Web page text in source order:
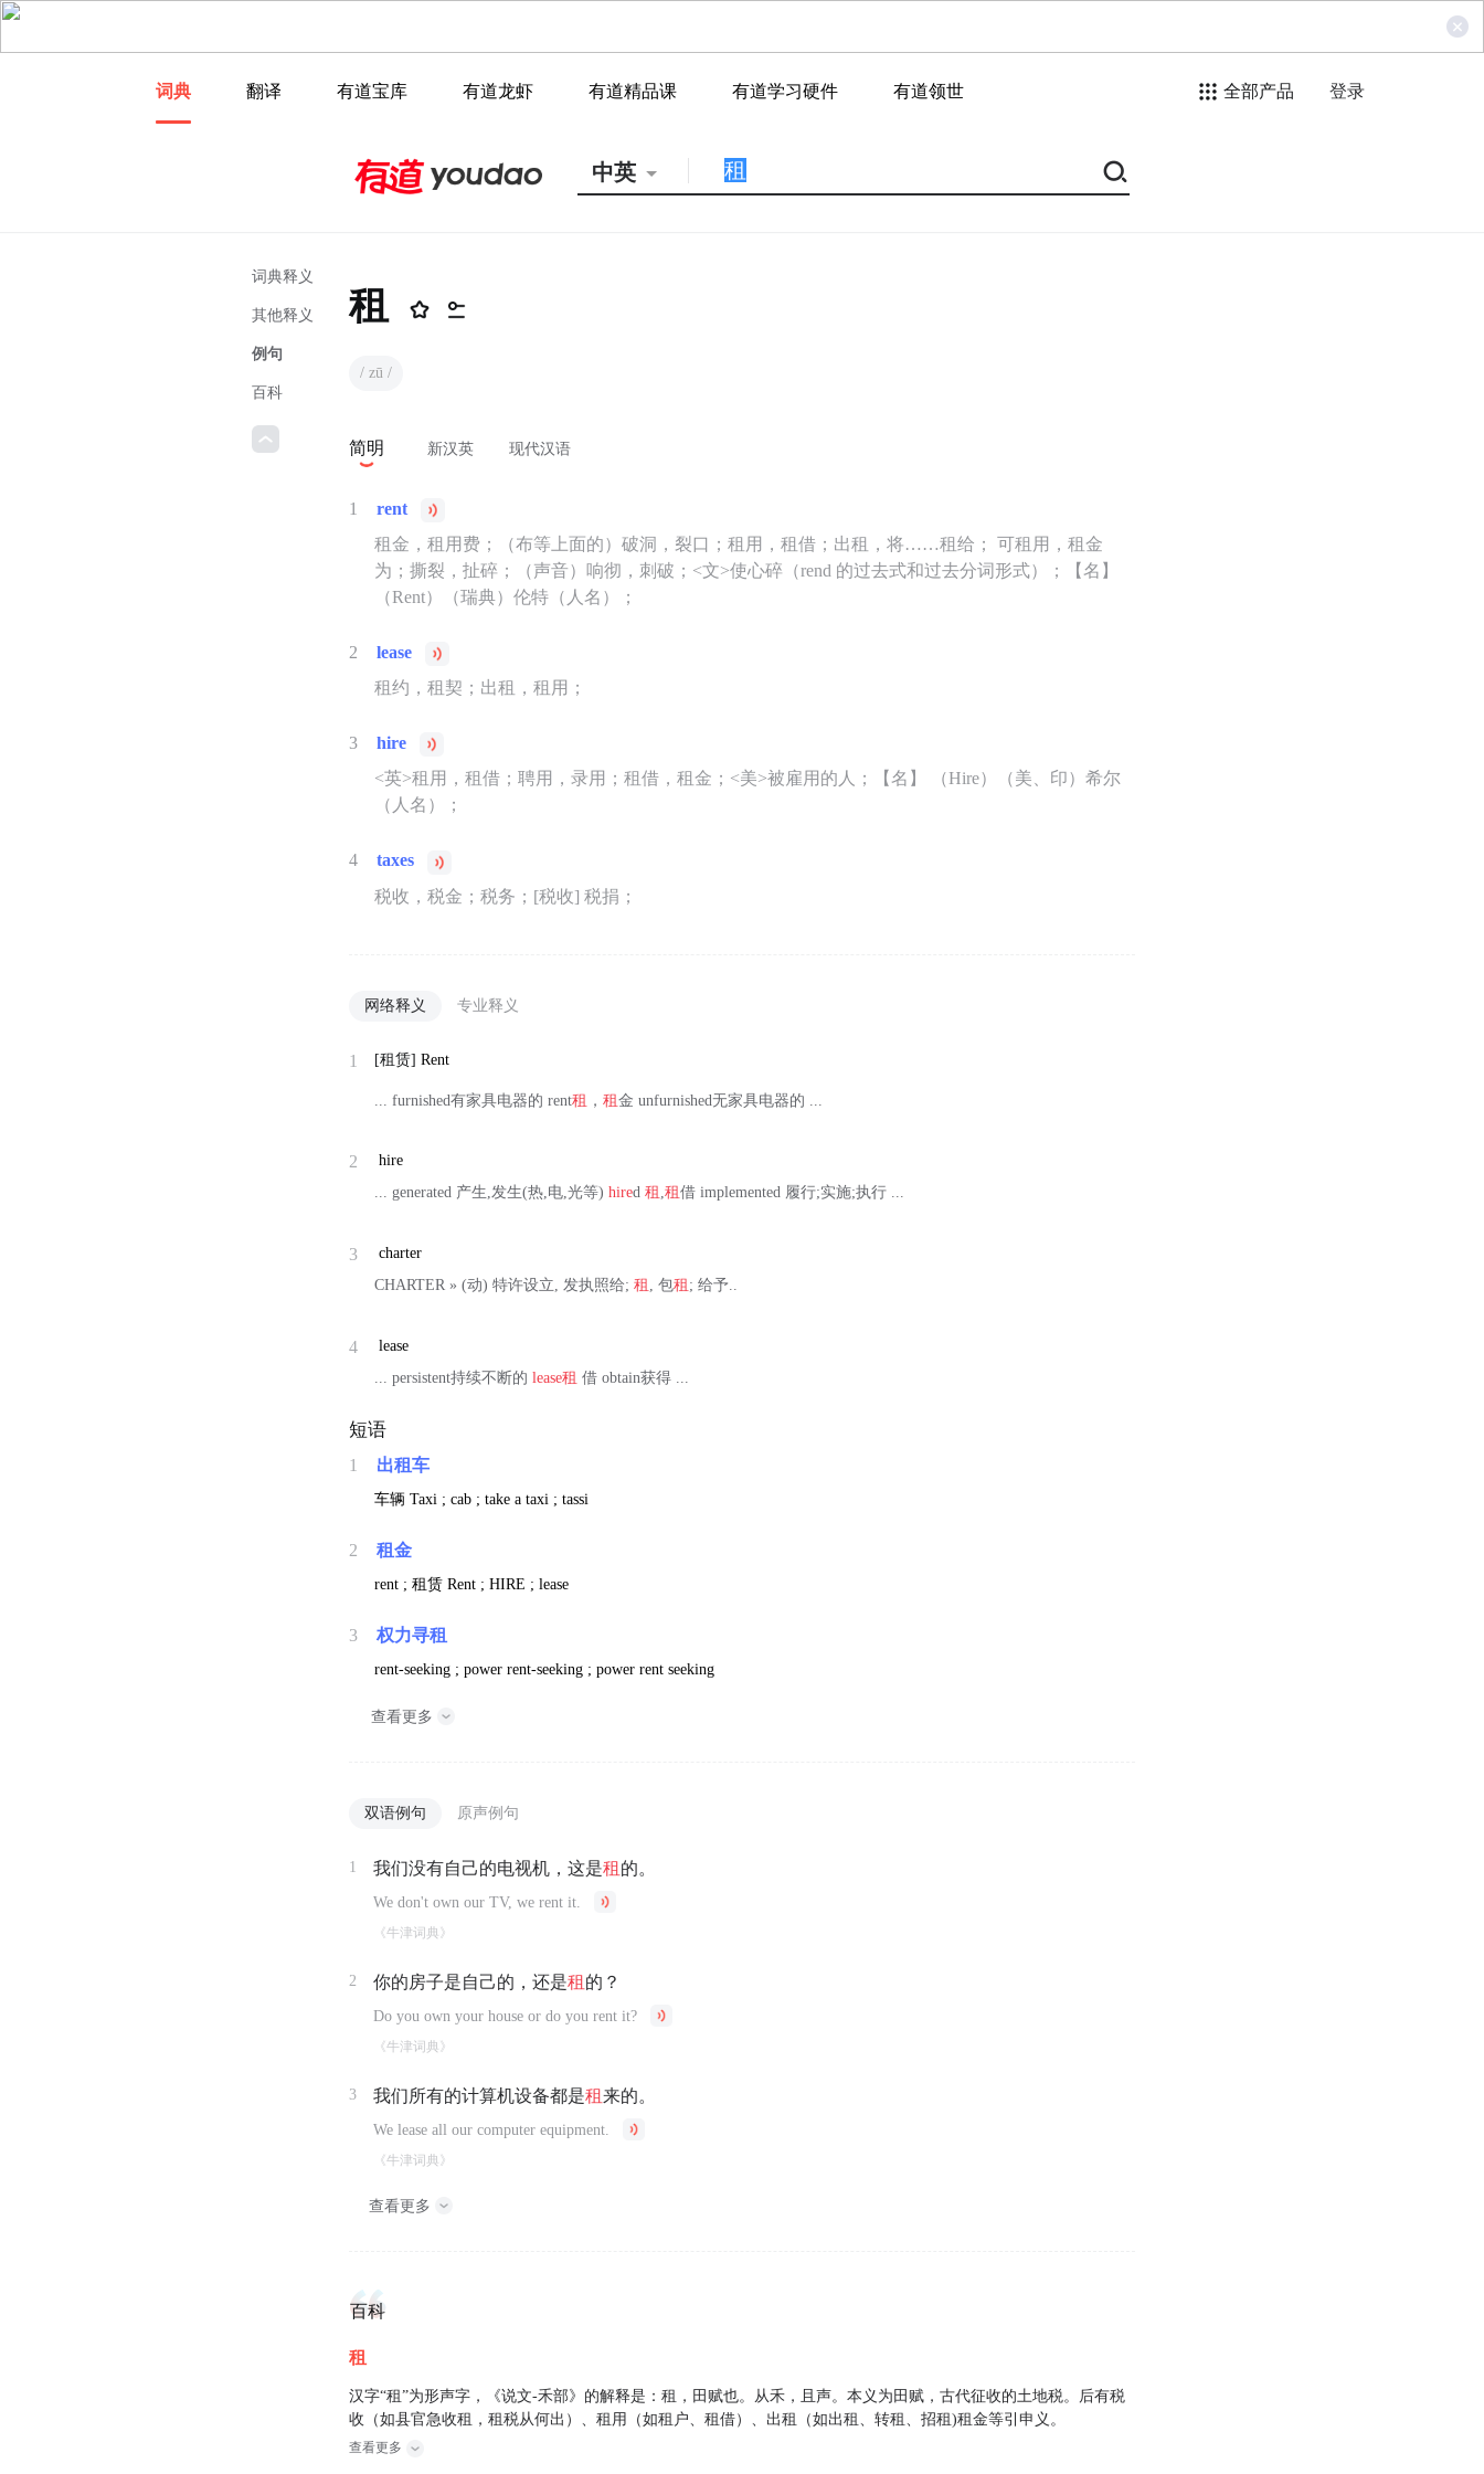
词典 翻译 有道宝库 有道龙虾 有道精品课 有道学习硬件 有道领世 全部产品 登录
中英
词典释义
其他释义
例句
百科
租
/ zū /
简明 新汉英 现代汉语
1
rent
租金，租用费；（布等上面的）破洞，裂口；租用，租借；出租，将……租给； 可租用，租金
为；撕裂，扯碎；（声音）响彻，刺破；<文>使心碎（rend 的过去式和过去分词形式）；【名】
（Rent）（瑞典）伦特（人名）；
2
lease
租约，租契；出租，租用；
3
hire
<英>租用，租借；聘用，录用；租借，租金；<美>被雇用的人；【名】 （Hire）（美、印）希尔
（人名）；
4
taxes
税收，税金；税务；[税收] 税捐；
网络释义 专业释义
1 [租赁] Rent
... furnished有家具电器的 rent租 ，租金 unfurnished无家具电器的 ...
2
hire
... generated 产生,发生(热,电,光等)hired租 ,租借 implemented 履行;实施;执行 ...
3
charter
CHARTER » (动) 特许设立, 发执照给;租 , 包租 ; 给予..
4
lease
... persistent持续不断的lease租 借 obtain获得 ...
短语
1 出租车
车辆Taxi ; cab ; take a taxi ; tassi
2 租金
rent ;租赁Rent ; HIRE ; lease
3 权力寻租
rent-seeking ; power rent-seeking ; power rent seeking
查看更多
双语例句 原声例句
1 我们没有自己的电视机，这是租 的。
We don't own our TV, we rent it.
《牛津词典》
2 你的房子是自己的，还是租 的？
Do you own your house or do you rent it?
《牛津词典》
3 我们所有的计算机设备都是租来的。
We lease all our computer equipment.
《牛津词典》
查看更多
百科
租
汉字“租”为形声字，《说文-禾部》的解释是：租，田赋也。从禾，且声。本义为田赋，古代征收的土地税。后有税
收（如县官急收租，租税从何出）、租用（如租户、租借）、出租（如出租、转租、招租)租金等引申义。
查看更多